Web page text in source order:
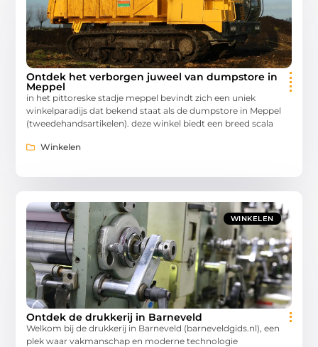
Ontdek het verborgen juweel van dumpstore in
Meppel
in het pittoreske stadje meppel bevindt zich een uniek
winkelparadijs dat bekend staat als de dumpstore in Meppel
(tweedehandsartikelen). deze winkel biedt een breed scala
Winkelen
WINKELEN
Ontdek de drukkerij in Barneveld
Welkom bij de drukkerij in Barneveld (barneveldgids.nl), een
plek waar vakmanschap en moderne technologie